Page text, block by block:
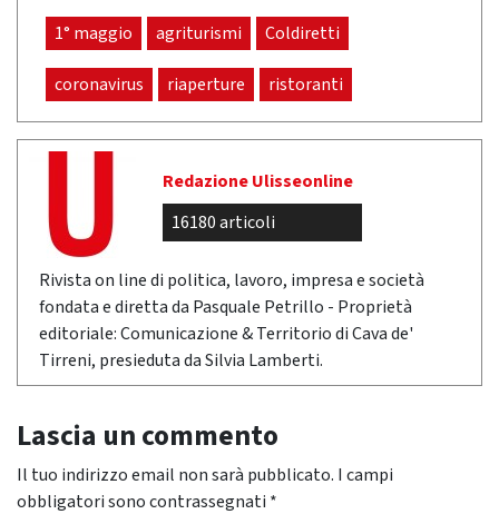
1° maggio agriturismi Coldiretti
coronavirus riaperture ristoranti
Redazione Ulisseonline
16180 articoli
Rivista on line di politica, lavoro, impresa e società
fondata e diretta da Pasquale Petrillo - Proprietà
editoriale: Comunicazione & Territorio di Cava de'
Tirreni, presieduta da Silvia Lamberti.
Lascia un commento
Il tuo indirizzo email non sarà pubblicato. I campi
obbligatori sono contrassegnati *